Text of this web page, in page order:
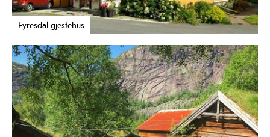
Fyresdal gjestehus